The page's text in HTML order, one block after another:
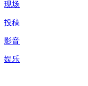
现场
投稿
影音
娱乐